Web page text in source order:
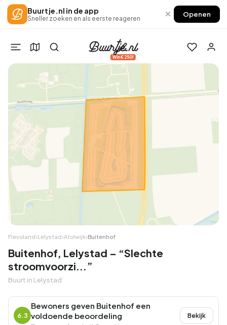
Buurtje.nl in de app
Sneller zoeken en als eerste reageren × Openen
Win €250!
Flevoland›Lelystad›Atolwijk›Buitenhof
Buitenhof, Lelystad – “Slechte
stroomvoorzi...”
Buurt in Lelystad
6.3
Bewoners geven Buitenhof een
voldoende beoordeling
Bekijk